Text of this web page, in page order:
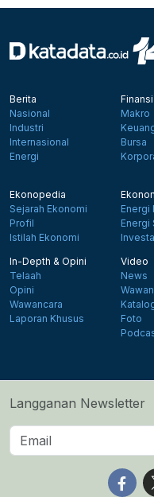
Berita
Nasional
Industri
Internasional
Energi
Makro
Bursa
Ekonopedia
Sejarah Ekonomi
Profil
Istilah Ekonomi
Energi
Energi
In-Depth & Opini
Telaah
Opini
Wawancara
Laporan Khusus
Video
News
Foto
Langganan Newsletter